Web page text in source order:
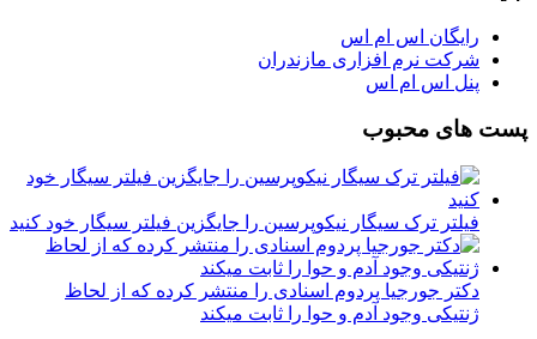
رایگان اس ام اس
شرکت نرم افزاری مازندران
پنل اس ام اس
پست های محبوب
فیلتر ترک سیگار نیکوپرسین را جایگزین فیلتر سیگار خود کنید
دکتر جورجیا پردوم اسنادی را منتشر کرده که از لحاظ
ژنتیکی وجود آدم و حوا را ثابت میکند